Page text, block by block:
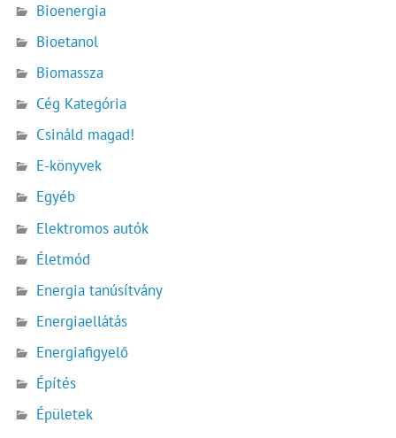
Bioenergia
Bioetanol
Biomassza
Cég Kategória
Csináld magad!
E-könyvek
Egyéb
Elektromos autók
Életmód
Energia tanúsítvány
Energiaellátás
Energiafigyelő
Építés
Épületek